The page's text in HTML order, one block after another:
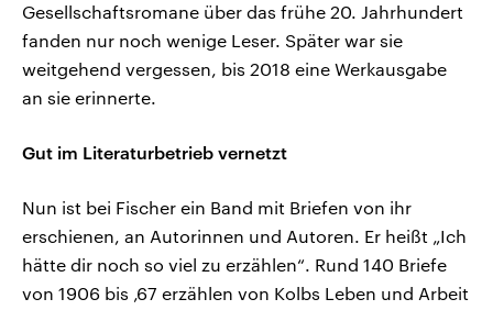
Gesellschaftsromane über das frühe 20. Jahrhundert
fanden nur noch wenige Leser. Später war sie
weitgehend vergessen, bis 2018 eine Werkausgabe
an sie erinnerte.
Gut im Literaturbetrieb vernetzt
Nun ist bei Fischer ein Band mit Briefen von ihr
erschienen, an Autorinnen und Autoren. Er heißt „Ich
hätte dir noch so viel zu erzählen“. Rund 140 Briefe
von 1906 bis ‚67 erzählen von Kolbs Leben und Arbeit